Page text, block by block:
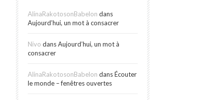
AlinaRakotosonBabelon dans
Aujourd’hui, un mot à consacrer
Nivo dansAujourd’hui, un mot à
consacrer
AlinaRakotosonBabelon dansÉcouter
le monde – fenêtres ouvertes